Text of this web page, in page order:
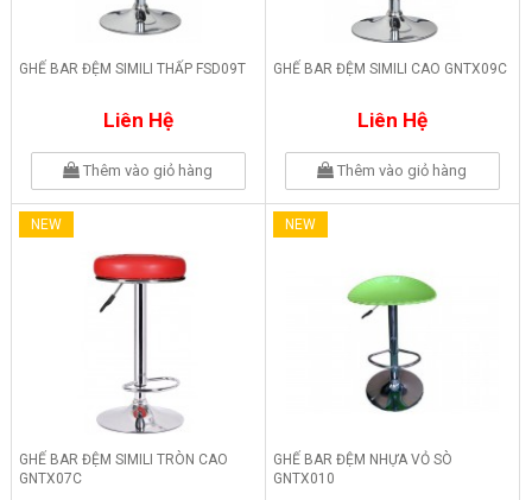
GHẾ BAR ĐỆM SIMILI THẤP FSD09T
Liên Hệ
Thêm vào giỏ hàng
GHẾ BAR ĐỆM SIMILI CAO GNTX09C
Liên Hệ
Thêm vào giỏ hàng
NEW
GHẾ BAR ĐỆM SIMILI TRÒN CAO
GNTX07C
NEW
GHẾ BAR ĐỆM NHỰA VỎ SÒ
GNTX010